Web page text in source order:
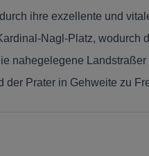
ihre exzellente und
Nagl-Platz, wodurch
nahegelegene
der Prater in Gehweite zu